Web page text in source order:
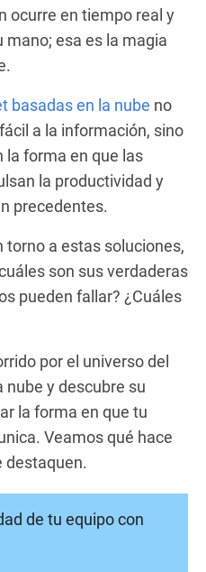
ocurre en tiempo real y
esa es la magia
basadas en la nube no
a la información, sino
forma en que las
la productividad y
precedentes.
torno a estas soluciones,
son sus verdaderas
pueden fallar? ¿Cuáles
por el universo del
y descubre su
la forma en que tu
Veamos qué hace
destaquen.
de tu equipo con